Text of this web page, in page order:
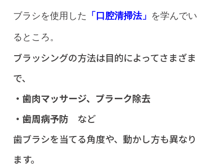
ブラシを使用した 「口腔清掃法」 を学んでい
るところ。
ブラッシングの方法は目的によってさまざま
で、
・歯肉マッサージ、プラーク除去
・歯周病予防など
歯ブラシを当てる角度や、動かし方も異なり
ます。